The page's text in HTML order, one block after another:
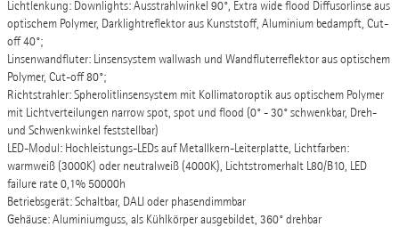
Lichtlenkung: Downlights: Ausstrahlwinkel 90°, Extra wide flood Diffusorlinse aus
optischem Polymer, Darklightreflektor aus Kunststoff, Aluminium bedampft, Cut-
off 40°;
Linsenwandfluter: Linsensystem wallwash und Wandfluterreflektor aus optischem
Polymer, Cut-off 80°;
Richtstrahler: Spherolitlinsensystem mit Kollimatoroptik aus optischem Polymer
mit Lichtverteilungen narrow spot, spot und flood (0° - 30° schwenkbar, Dreh-
und Schwenkwinkel feststellbar)
LED-Modul: Hochleistungs-LEDs auf Metallkern-Leiterplatte, Lichtfarben:
warmweiß (3000K) oder neutralweiß (4000K), Lichtstromerhalt L80/B10, LED
failure rate 0,1% 50000h
Betriebsgerät: Schaltbar, DALI oder phasendimmbar
Gehäuse: Aluminiumguss, als Kühlkörper ausgebildet, 360° drehbar